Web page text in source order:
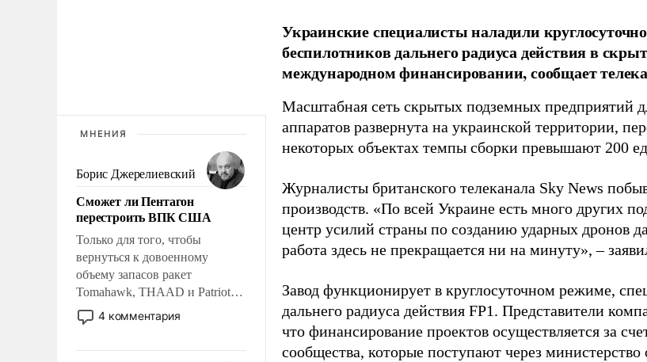
МНЕНИЯ
Борис Джерелиевский
Сможет ли Пентагон
перестроить ВПК США
Только для того, чтобы
вернуться к довоенному
объему запасов ракет
Tomahawk, THAAD и Patriot
США потребуется более трех
лет. Даже небольшая война с
4 комментария
Украинские специалисты наладили
беспилотников дальнего радиуса действия в
международном финансировании, сообщает
Масштабная сеть скрытых подземных предприятий
аппаратов развернута на украинской территории,
некоторых объектах темпы сборки превышают 200
Журналисты британского телеканала Sky News
производств. «По всей Украине есть много других
центр усилий страны по созданию ударных дронов
работа здесь не прекращается ни на минуту», –
Завод функционирует в круглосуточном режиме,
дальнего радиуса действия FP1. Представители
что финансирование проектов осуществляется за
сообщества, которые поступают через